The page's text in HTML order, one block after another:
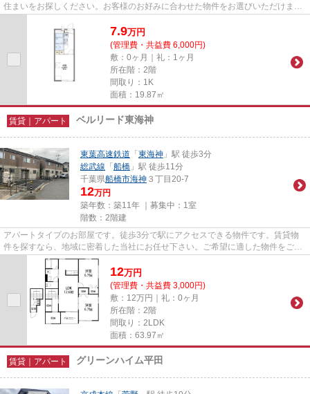
住まいをお探しください。お客様のお好みに合わせた物件をお選びいただけま
7.9万円
(管理費・共益費 6,000円)
敷：0ヶ月｜礼：1ヶ月
所在階：2階
間取り：1K
面積：19.87㎡
賃貸｜アパート ベルリード東海神
東葉高速鉄道 「 東海神 」駅 徒歩3分
総武線 「 船橋 」駅 徒歩11分
千葉県船橋市海神 ３丁目20-7
12万円
築年数：築11年 ｜募集中： 1室
階数：2階建
アパートタイプのお部屋です。徒歩3分で駅にアクセスできる物件です。賃貸物
件を探すなら、地域に密着した当社にお任せ下さい。ご希望に適した物件をご紹
介し、快適に新生活が始められ...
12万円
(管理費・共益費 3,000円)
敷：12万円｜礼：0ヶ月
所在階：2階
間取り：2LDK
面積：63.97㎡
賃貸｜アパート グリーンハイム平田